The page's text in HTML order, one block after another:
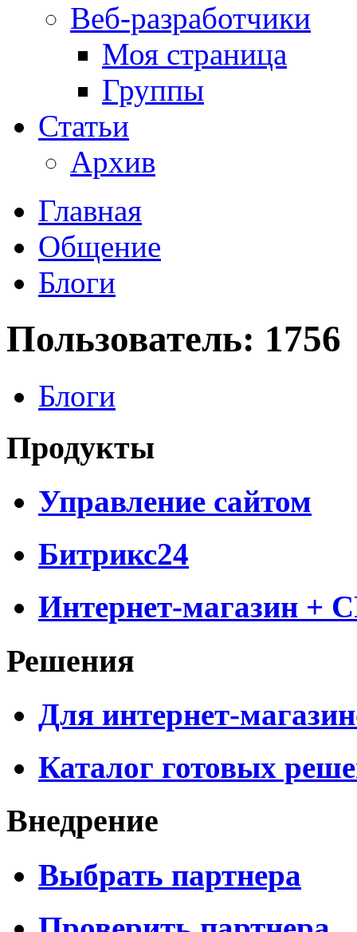
Веб-разработчики
Моя страница
Группы
Статьи
Архив
Главная
Общение
Блоги
Пользователь: 1756
Блоги
Продукты
Управление сайтом
Битрикс24
Интернет-магазин +
Решения
Для интернет-
Каталог готовых
Внедрение
Выбрать партнера